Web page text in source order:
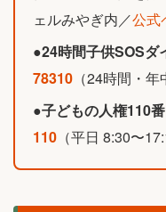
ェルみやぎ内／公式
●24時間子供SOSダ
78310 （24時間・年
●子どもの人権110番
110 （平日 8:30〜